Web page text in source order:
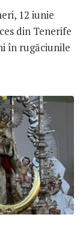
12 iunie
din Tenerife
în rugăciunile